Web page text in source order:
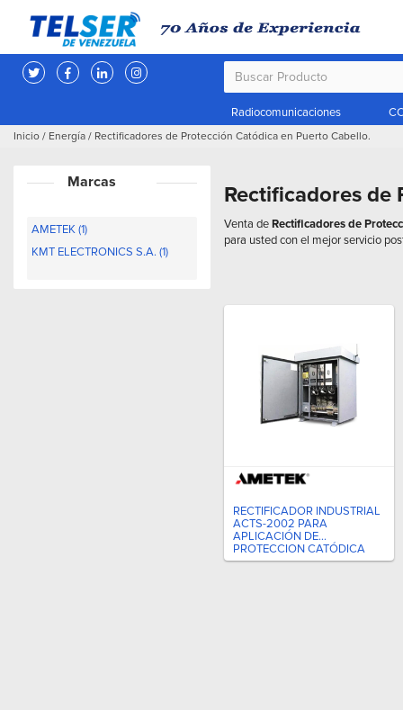
Radiocomunicaciones
Inicio / Energía / Rectificadores de Protección Catódica en Puerto Cabello.
Marcas
AMETEK (1)
KMT ELECTRONICS S.A. (1)
Rectificadores de
Venta deRectificadores de
para usted con el mejor servicio
RECTIFICADOR INDUSTRIAL
ACTS-2002 PARA
APLICACIÓN DE
PROTECCION CATÓDICA